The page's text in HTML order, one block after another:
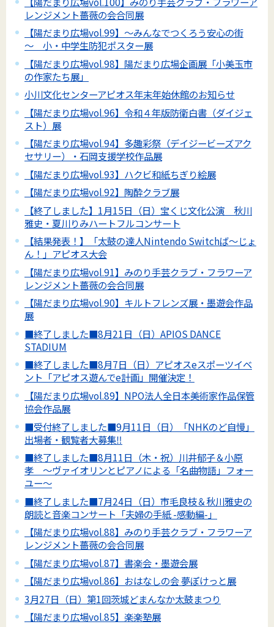
レンジメント薔薇の会合同展
【陽だまり広場vol.99】～みんなでつくろう安心の街
～ 小・中学生防犯ポスター展
【陽だまり広場vol.98】陽だまり広場企画展「小美玉市
の作家たち展」
小川文化センターアピオス年末年始休館のお知らせ
【陽だまり広場vol.96】令和４年版防衛白書（ダイジェ
スト）展
【陽だまり広場vol.94】多趣彩祭（デイジービーズアク
セサリー）・石岡支援学校作品展
【陽だまり広場vol.93】ハクビ和紙ちぎり絵展
【陽だまり広場vol.92】陶酔クラブ展
【終了しました】1月15日（日）宝くじ文化公演 秋川
雅史・夏川りみハートフルコンサート
【結果発表！】「太鼓の達人Nintendo Switchば～じょ
ん！」アピオス大会
【陽だまり広場vol.91】みのり手芸クラブ・フラワーア
レンジメント薔薇の会合同展
【陽だまり広場vol.90】キルトフレンズ展・墨遊会作品
展
■終了しました■8月21日（日）APIOS DANCE
STADIUM
■終了しました■8月7日（日）アピオスeスポーツイベ
ント「アピオス遊んでe計画」開催決定！
【陽だまり広場vol.89】NPO法人全日本美術家作品保管
協会作品展
■受付終了しました■9月11日（日）「NHKのど自慢」
出場者・観覧者大募集‼
■終了しました■8月11日（木・祝）川井郁子＆小原
孝 ～ヴァイオリンとピアノによる「名曲物語」フォー
ユー～
■終了しました■7月24日（日）市毛良枝＆秋川雅史の
朗読と音楽コンサート「夫婦の手紙 -感動編-」
【陽だまり広場vol.88】みのり手芸クラブ・フラワーア
レンジメント薔薇の会合同展
【陽だまり広場vol.87】書楽会・墨遊会展
【陽だまり広場vol.86】おはなしの会 夢ぽけっと展
3月27日（日）第1回茨城どまんなか太鼓まつり
【陽だまり広場vol.85】楽楽塾展